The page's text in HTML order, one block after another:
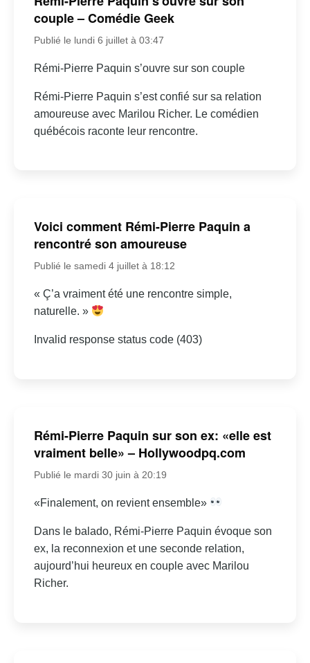
couple – Comédie Geek
Publié le lundi 6 juillet à 03:47
Rémi-Pierre Paquin s’ouvre sur son couple
Rémi-Pierre Paquin s’est confié sur sa relation
amoureuse avec Marilou Richer. Le comédien
québécois raconte leur rencontre.
Voici comment Rémi-Pierre Paquin a
rencontré son amoureuse
Publié le samedi 4 juillet à 18:12
« Ç’a vraiment été une rencontre simple,
naturelle. »
Invalid response status code (403)
Rémi-Pierre Paquin sur son ex: «elle est
vraiment belle» – Hollywoodpq.com
Publié le mardi 30 juin à 20:19
«Finalement, on revient ensemble»
Dans le balado, Rémi-Pierre Paquin évoque son
ex, la reconnexion et une seconde relation,
aujourd’hui heureux en couple avec Marilou
Richer.